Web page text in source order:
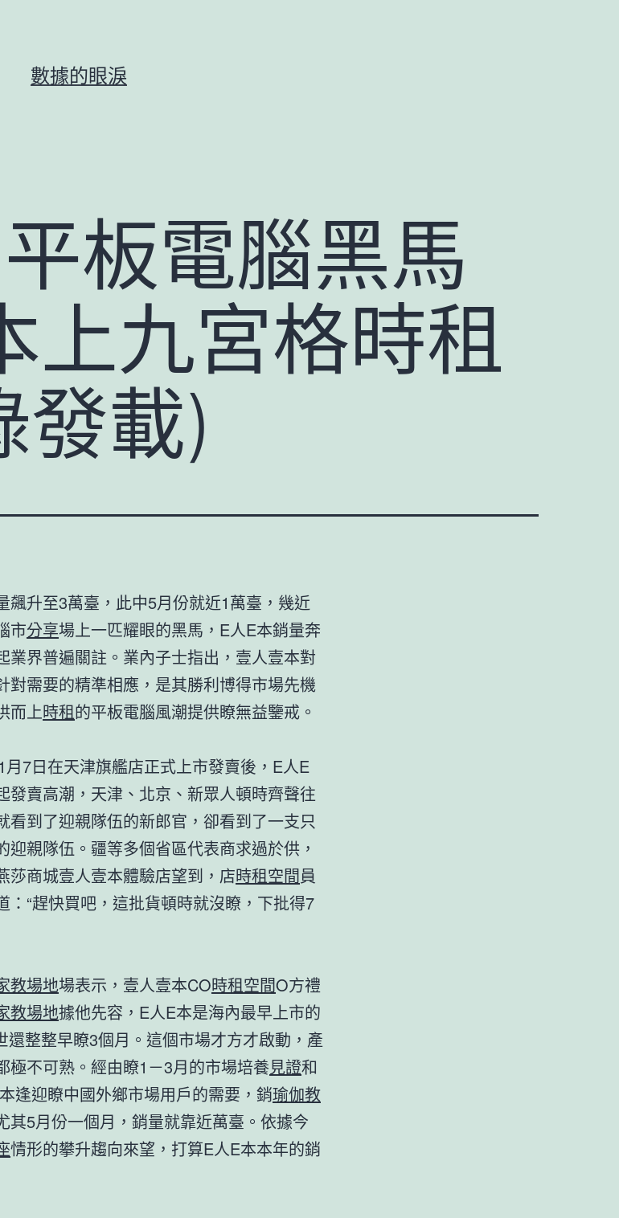
數據的眼淚
板電腦黑馬
上九宮格時租
發載)
飆升至3萬臺，此中5月份就近1萬臺，幾近
市分享場上一匹耀眼的黑馬，E人E本銷量奔
業界普遍關註。業內子士指出，壹人壹本對
對需要的精準相應，是其勝利博得市場先機
而上時租的平板電腦風潮提供瞭無益鑒戒。
7日在天津旗艦店正式上市發賣後，E人E
發賣高潮，天津、北京、新眾人頓時齊聲往
看到了迎親隊伍的新郎官，卻看到了一支只
迎親隊伍。疆等多個省區代表商求過於供，
莎商城壹人壹本體驗店望到，店時租空間員
：“趕快買吧，這批貨頓時就沒瞭，下批得7
教場地場表示，壹人壹本CO時租空間O方禮
教場地據他先容，E人E本是海內最早上市的
還整整早瞭3個月。這個市場才方才啟動，產
極不可熟。經由瞭1－3月的市場培養見證和
逢迎瞭中國外鄉市場用戶的需要，銷瑜伽教
其5月份一個月，銷量就靠近萬臺。依據今
情形的攀升趨向來望，打算E人E本本年的銷